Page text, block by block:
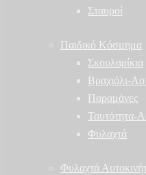
Σταυροί
Παιδικό Κόσμημα
Σκουλαρίκια
Βραχιόλι-
Παραμάνες
Ταυτότητα-
Φυλαχτά
Φυλαχτά